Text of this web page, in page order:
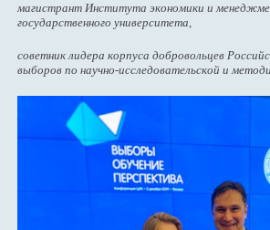
магистрант Института экономики и
государственного университета,
советник лидера корпуса добровольцев
выборов по научно-исследовательской и